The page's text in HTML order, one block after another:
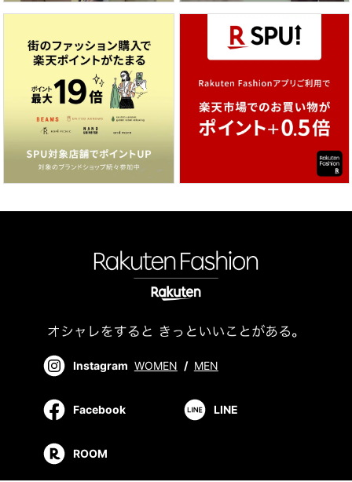
Instagram WOMEN / MEN
Facebook LINE
ROOM